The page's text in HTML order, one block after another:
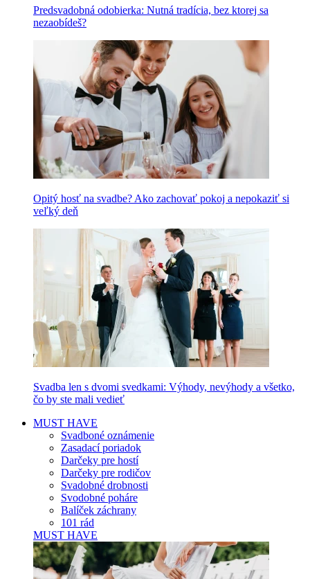
Predsvadobná odobierka: Nutná tradícia, bez ktorej sa
nezaobídeš?
Opitý hosť na svadbe? Ako zachovať pokoj a nepokaziť si
veľký deň
Svadba len s dvomi svedkami: Výhody, nevýhody a všetko,
čo by ste mali vedieť
MUST HAVE
Svadboné oznámenie
Zasadací poriadok
Darčeky pre hostí
Darčeky pre rodičov
Svadobné drobnosti
Svodobné poháre
Balíček záchrany
101 rád
MUST HAVE